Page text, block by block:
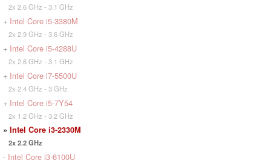
2x 2.6 GHz - 3.1 GHz
+ Intel Core i5-3380M
2x 2.9 GHz - 3.6 GHz
+ Intel Core i5-4288U
2x 2.6 GHz - 3.1 GHz
+ Intel Core i7-5500U
2x 2.4 GHz - 3 GHz
+ Intel Core i5-7Y54
2x 1.2 GHz - 3.2 GHz
» Intel Core i3-2330M
2x 2.2 GHz
- Intel Core i3-6100U